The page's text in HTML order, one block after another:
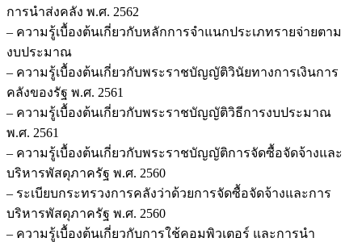
การนำส่งคลัง พ.ศ. 2562
– ความรู้เบื้องต้นเกี่ยวกับหลักการจำแนกประเภทรายจ่ายตาม
งบประมาณ
– ความรู้เบื้องต้นเกี่ยวกับพระราชบัญญัติวินัยทางการเงินการ
คลังของรัฐ พ.ศ. 2561
– ความรู้เบื้องต้นเกี่ยวกับพระราชบัญญัติวิธีการงบประมาณ
พ.ศ. 2561
– ความรู้เบื้องต้นเกี่ยวกับพระราชบัญญัติการจัดซื้อจัดจ้างและ
บริหารพัสดุภาครัฐ พ.ศ. 2560
– ระเบียบกระทรวงการคลังว่าด้วยการจัดซื้อจัดจ้างและการ
บริหารพัสดุภาครัฐ พ.ศ. 2560
– ความรู้เบื้องต้นเกี่ยวกับการใช้คอมพิวเตอร์ และการนำ